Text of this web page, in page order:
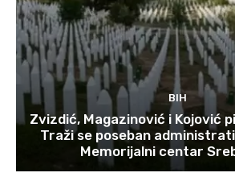
BIH
Zvizdić, Magazinović i Kojović
Traži se poseban
Memorijalni centar